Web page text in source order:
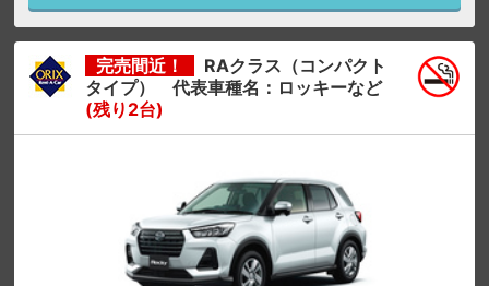
完売間近！
RAクラス（コンパクト
タイプ） 代表車種名：ロッキーなど
(残り2台)